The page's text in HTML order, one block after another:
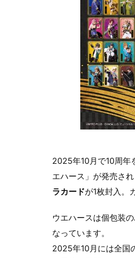
2025年10月で10周年
エハース」が発売さ
ラカードが1枚封入。
ウエハースは個包装
なっています。
2025年10月には全国